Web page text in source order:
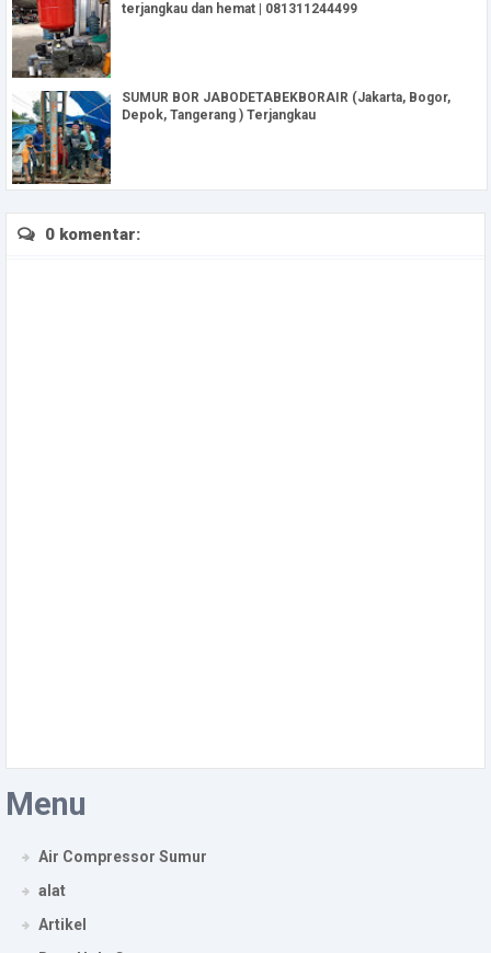
terjangkau dan hemat | 081311244499
SUMUR BOR JABODETABEKBORAIR (Jakarta, Bogor,
Depok, Tangerang ) Terjangkau
0 komentar:
Menu
Air Compressor Sumur
alat
Artikel